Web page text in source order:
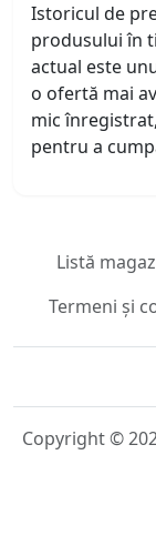
Istoricul de
produsului în
actual este
o ofertă mai
mic
pentru a
Listă
Termeni și
Copyright ©